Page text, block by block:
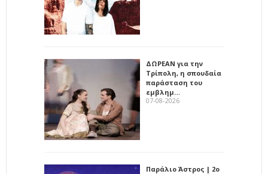
ΔΩΡΕΑΝ για την
Τρίπολη, η σπουδαία
παράσταση του
εμβλημ…
07-08-2026
Παράλιο Άστρος | 2ο